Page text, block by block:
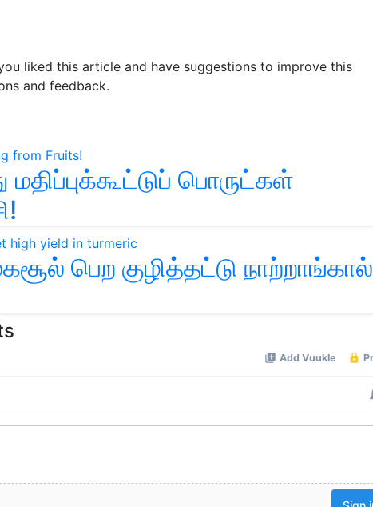
liked this article and have suggestions to improve this
and feedback.
பொருட்கள்
பெற குழித்தட்டு நாற்றாங்கால்